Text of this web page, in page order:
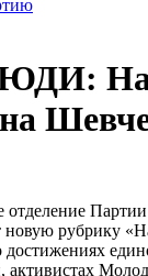
отделение
рубрику
достижениях
активистах